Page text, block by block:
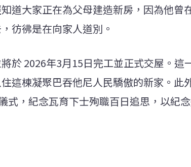
道大家正在為父母建造新房，因為他曾
彷彿是在向家人道別。
於 2026年3月15日完工並正式交屋。這
這棟凝聚巴吞他尼人民驕傲的新家。此
式，紀念瓦育下士殉職百日追思，以紀